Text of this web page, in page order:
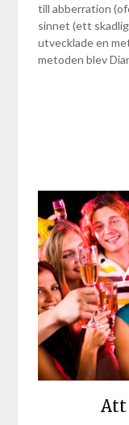
till abberration
sinnet (ett
utvecklade en
metoden blev
Att